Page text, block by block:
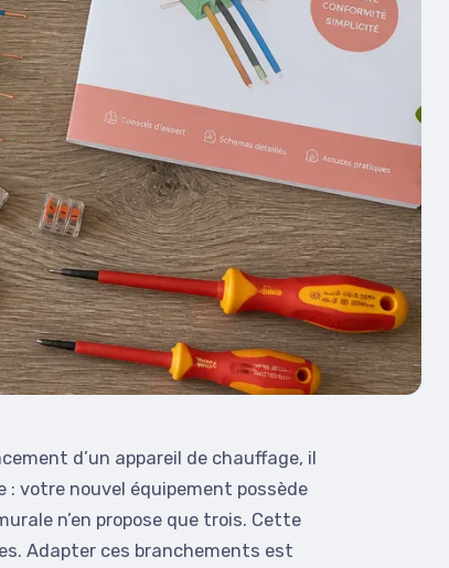
d’un appareil de chauffage, il
votre nouvel équipement possède
n’en propose que trois. Cette
Adapter ces branchements est